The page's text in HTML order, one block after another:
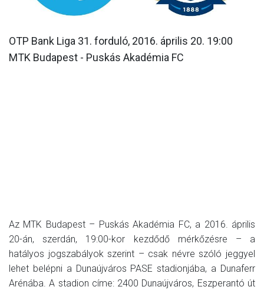
GALÉRIA
SZURKOLÓI ÉLMÉNYEK
OTP Bank Liga 31. forduló, 2016. április 20. 19:00
MTK Budapest - Puskás Akadémia FC
Az MTK Budapest – Puskás Akadémia FC, a 2016. április
20-án, szerdán, 19:00-kor kezdődő mérkőzésre – a
hatályos jogszabályok szerint – csak névre szóló jeggyel
lehet belépni a Dunaújváros PASE stadionjába, a Dunaferr
Arénába. A stadion címe: 2400 Dunaújváros, Eszperantó út